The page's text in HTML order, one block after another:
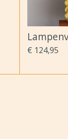
€ 124,95